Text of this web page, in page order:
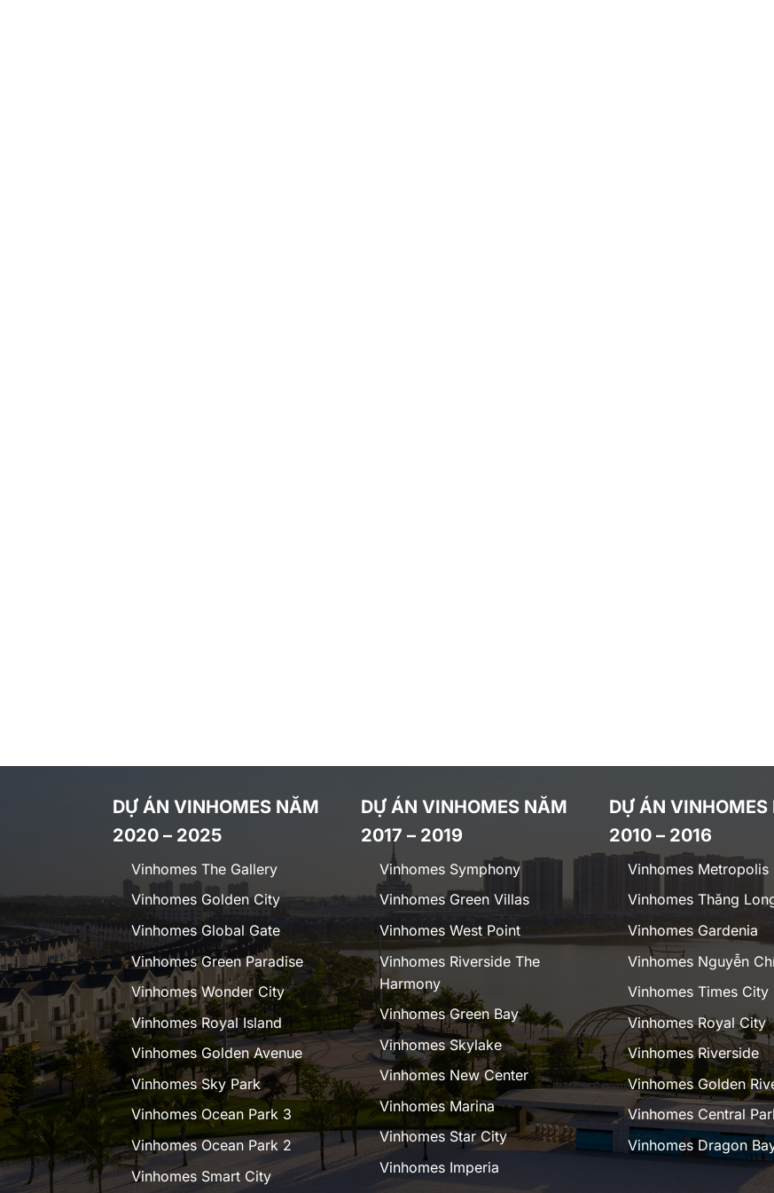
DỰ ÁN VINHOMES NĂM
2020 – 2025
Vinhomes The Gallery
Vinhomes Golden City
Vinhomes Global Gate
Vinhomes Green Paradise
Vinhomes Wonder City
Vinhomes Royal Island
Vinhomes Golden Avenue
Vinhomes Sky Park
Vinhomes Ocean Park 3
Vinhomes Ocean Park 2
Vinhomes Smart City
DỰ ÁN VINHOMES NĂM
2017 – 2019
Vinhomes Symphony
Vinhomes Green Villas
Vinhomes West Point
Vinhomes Riverside The
Harmony
Vinhomes Green Bay
Vinhomes Skylake
Vinhomes New Center
Vinhomes Marina
Vinhomes Star City
Vinhomes Imperia
DỰ ÁN VINHOMES
2010 – 2016
Vinhomes Metropolis
Vinhomes Thăng
Vinhomes Gardenia
Vinhomes Nguyễn
Vinhomes Times City
Vinhomes Royal City
Vinhomes Riverside
Vinhomes Golden
Vinhomes Central
Vinhomes Dragon